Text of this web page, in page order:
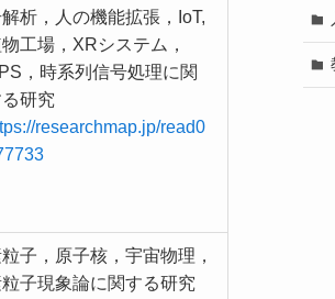
析，人の機能拡張，IoT,
工場，XRシステム，
，時系列信号処理に関
研究
researchmap.jp/read0
子，原子核，宇宙物理，
子現象論に関する研究